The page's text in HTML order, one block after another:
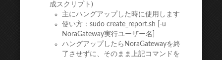
成スクリプト)
主にハングアップした時に使用します
使い方：sudo create_report.sh [-u
NoraGateway実行ユーザー名]
ハングアップしたらNoraGatewayを終
了させずに、そのまま上記コマンドを